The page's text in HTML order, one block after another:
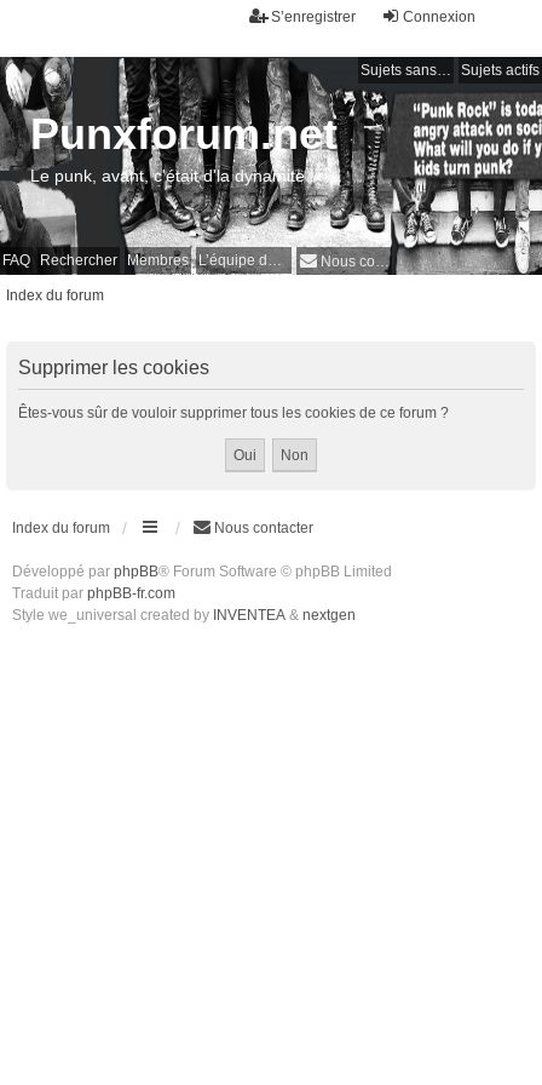
Connexion
S’enregistrer
Sujets sans réponse Sujets actifs
FAQ Rechercher Membres L’équipe du forum Nous contacter
Punxforum.net
Le punk, avant, c'était d'la dynamite !
Index du forum
Supprimer les cookies
Êtes-vous sûr de vouloir supprimer tous les cookies de ce forum ?
Index du forum Nous contacter
Développé par phpBB® Forum Software © phpBB Limited
Traduit par phpBB-fr.com
Style we_universal created by INVENTEA & nextgen